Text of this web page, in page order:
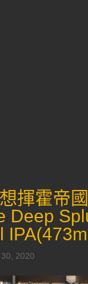
揮霍帝
Deep
2020